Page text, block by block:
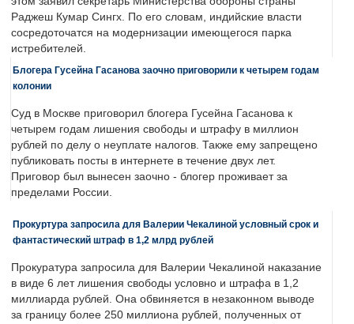
Раджеш Кумар Сингх. По его словам, индийские власти
сосредоточатся на модернизации имеющегося парка
истребителей.
Блогера Гусейна Гасанова заочно приговорили к четырем годам
колонии
Суд в Москве приговорил блогера Гусейна Гасанова к
четырем годам лишения свободы и штрафу в миллион
рублей по делу о неуплате налогов. Также ему запрещено
публиковать посты в интернете в течение двух лет.
Приговор был вынесен заочно - блогер проживает за
пределами России.
Прокуртура запросила для Валерии Чекалиной условный срок и
фантастический штраф в 1,2 млрд рублей
Прокуратура запросила для Валерии Чекалиной наказание
в виде 6 лет лишения свободы условно и штрафа в 1,2
миллиарда рублей. Она обвиняется в незаконном выводе
за границу более 250 миллиона рублей, полученных от